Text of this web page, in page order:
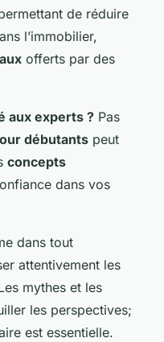
de réduire
l’immobilier,
offerts par des
aux experts ? Pas
débutants peut
concepts
dans vos
dans tout
attentivement les
mythes et les
les perspectives;
est essentielle.